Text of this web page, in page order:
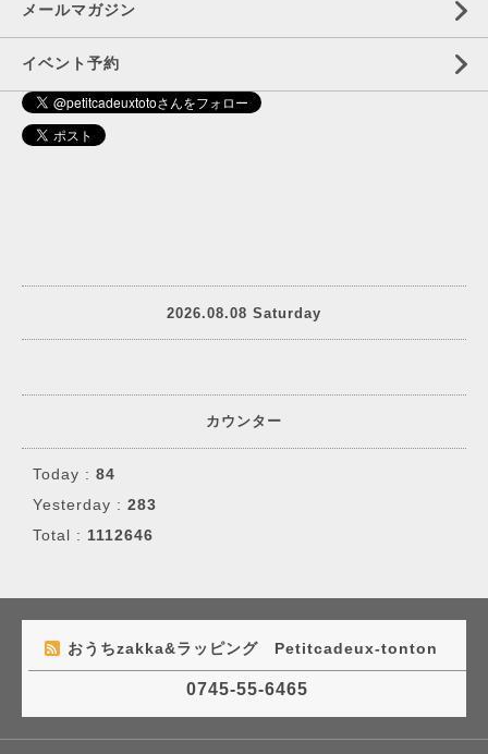
メールマガジン
イベント予約
2026.08.08 Saturday
カウンター
Today : 84
Yesterday : 283
Total : 1112646
おうちzakka&ラッピング Petitcadeux-tonton
0745-55-6465